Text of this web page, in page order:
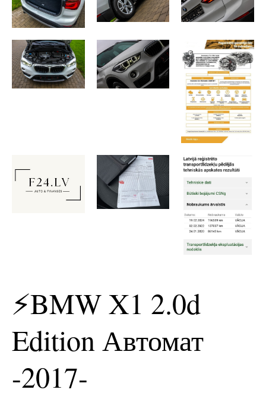
⚡️BMW X1 2.0d
Edition Автомат
-2017-